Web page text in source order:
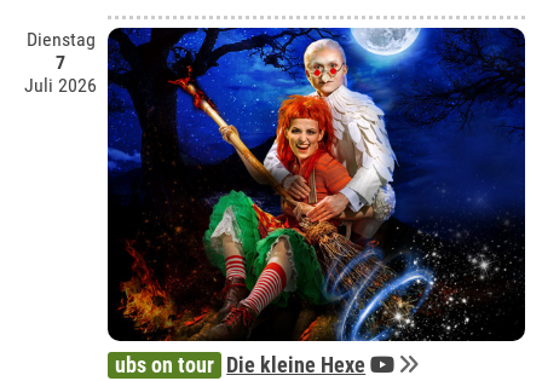
Dienstag
7
Juli 2026
ubs on tour Die kleine Hexe